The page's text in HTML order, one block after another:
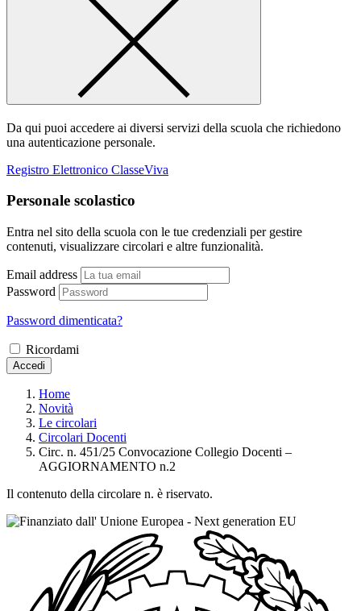
Da qui puoi accedere ai diversi servizi della scuola che richiedono
una autenticazione personale.
Registro Elettronico ClasseViva
Personale scolastico
Entra nel sito della scuola con le tue credenziali per gestire
contenuti, visualizzare circolari e altre funzionalità.
Email address
Password
Password dimenticata?
Ricordami
Accedi
Home
Novità
Le circolari
Circolari Docenti
Circ. n. 451/25 Convocazione Collegio Docenti –
AGGIORNAMENTO n.2
Il contenuto della circolare n. è riservato.